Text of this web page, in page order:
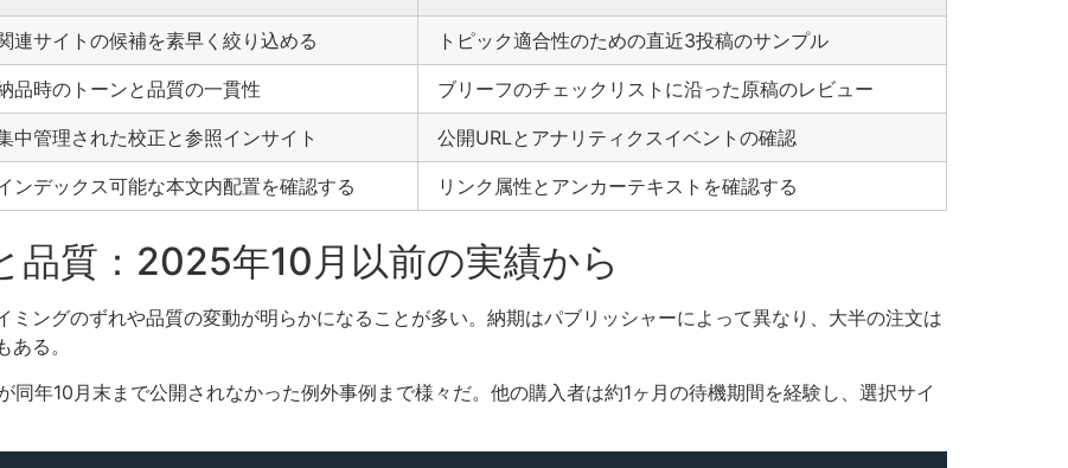
連サイトの候補を素早く絞り込める トピック適合性のための直近3投稿のサンプル
品時のトーンと品質の一貫性 ブリーフのチェックリストに沿った原稿のレビュー
中管理された校正と参照インサイト 公開URLとアナリティクスイベントの確認
ンデックス可能な本文内配置を確認する リンク属性とアンカーテキストを確認する
品質：2025年10月以前の実績から
ングのずれや品質の変動が明らかになることが多い。納期はパブリッシャーによって異なり、大半の注文は
る。
年10月末まで公開されなかった例外事例まで様々だ。他の購入者は約1ヶ月の待機期間を経験し、選択サイ